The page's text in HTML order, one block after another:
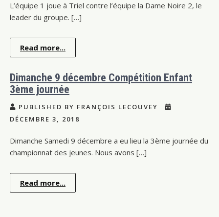
L’équipe 1 joue à Triel contre l’équipe la Dame Noire 2, le
leader du groupe. […]
Read more...
Dimanche 9 décembre Compétition Enfant
3ème journée
PUBLISHED BY FRANÇOIS LECOUVEY
DÉCEMBRE 3, 2018
Dimanche Samedi 9 décembre a eu lieu la 3ème journée du
championnat des jeunes. Nous avons […]
Read more...